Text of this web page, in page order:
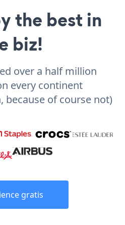
the best in
biz!
over a half million
every continent
because of course not)
gratis